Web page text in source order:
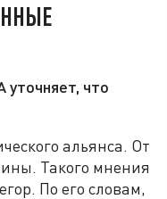
что
альянса. От
Такого мнения
По его словам,